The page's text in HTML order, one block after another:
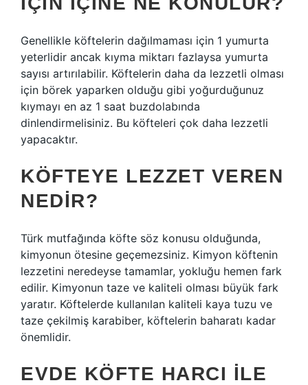
Genellikle köftelerin dağılmaması için 1 yumurta
yeterlidir ancak kıyma miktarı fazlaysa yumurta
sayısı artırılabilir. Köftelerin daha da lezzetli olması
için börek yaparken olduğu gibi yoğurduğunuz
kıymayı en az 1 saat buzdolabında
dinlendirmelisiniz. Bu köfteleri çok daha lezzetli
yapacaktır.
KÖFTEYE LEZZET VEREN
NEDIR?
Türk mutfağında köfte söz konusu olduğunda,
kimyonun ötesine geçemezsiniz. Kimyon köftenin
lezzetini neredeyse tamamlar, yokluğu hemen fark
edilir. Kimyonun taze ve kaliteli olması büyük fark
yaratır. Köftelerde kullanılan kaliteli kaya tuzu ve
taze çekilmiş karabiber, köftelerin baharatı kadar
önemlidir.
EVDE KÖFTE HARCI ILE